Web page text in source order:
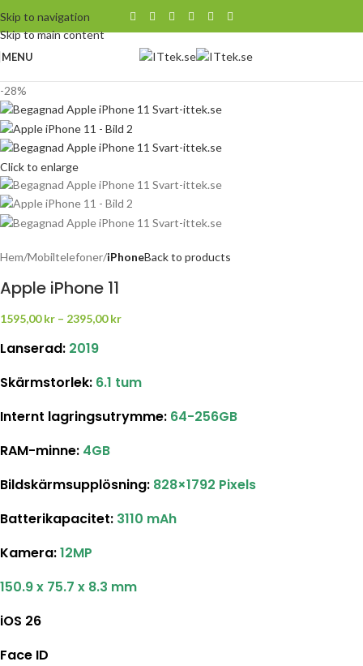
Skip to navigation
Skip to main content
MENU
-28%
Click to enlarge
Hem Mobiltelefoner iPhoneBack to products
Apple iPhone 11
1595,00kr – 2395,00kr
Lanserad: 2019
Skärmstorlek: 6.1 tum
Internt lagringsutrymme: 64-256GB
RAM-minne: 4GB
Bildskärmsupplösning: 828×1792 Pixels
Batterikapacitet: 3110 mAh
Kamera:12MP
150.9 x 75.7 x 8.3 mm
iOS 26
Face ID